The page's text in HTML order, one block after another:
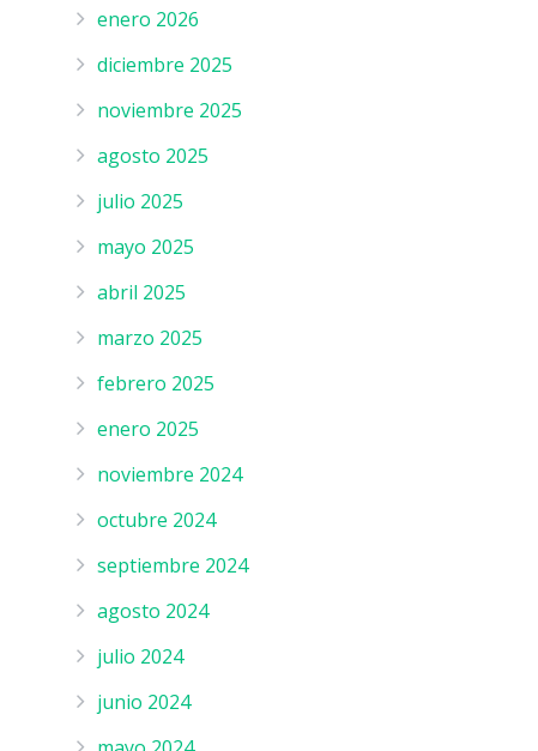
enero 2026
diciembre 2025
noviembre 2025
agosto 2025
julio 2025
mayo 2025
abril 2025
marzo 2025
febrero 2025
enero 2025
noviembre 2024
octubre 2024
septiembre 2024
agosto 2024
julio 2024
junio 2024